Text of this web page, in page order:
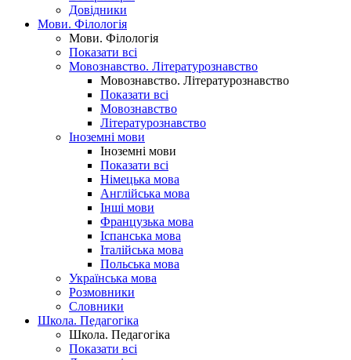
Довідники
Мови. Філологія
Мови. Філологія
Показати всі
Мовознавство. Літературознавство
Мовознавство. Літературознавство
Показати всі
Мовознавство
Літературознавство
Іноземні мови
Іноземні мови
Показати всі
Німецька мова
Англійська мова
Інші мови
Французька мова
Іспанська мова
Італійська мова
Польська мова
Українська мова
Розмовники
Словники
Школа. Педагогіка
Школа. Педагогіка
Показати всі